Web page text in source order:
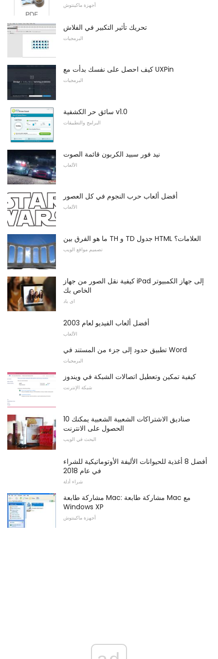
أجهزة ماكينتوش
تحريك تأثير التكبير في الفلاش
البرمجيات
كيف احصل على نفسك بدأت مع UXPin
البرمجيات
سائق حر الكشفية v1.0
البرامج والتطبيقات
نيد فور سبيد الكربون قائمة الصوت
الألعاب
أفضل ألعاب حرب النجوم في كل العصور
الألعاب
ما هو الفرق بين TH و TD جدول HTML العلامات؟
تصميم مواقع الويب
كيفية نقل الصور من جهاز iPad إلى جهاز الكمبيوتر
الخاص بك
اى باد
أفضل ألعاب الفيديو لعام 2003
الألعاب
تطبيق حدود إلى جزء من المستند في Word
البرمجيات
كيفية تمكين وتعطيل اتصالات الشبكة في ويندوز
شبكة الإنترنت
10 صناديق الاشتراكات الشعبية الشعبية يمكنك
الحصول على الانترنت
البحث في الويب
أفضل 8 أغذية للحيوانات الأليفة الأوتوماتيكية للشراء
في عام 2018
شراء أدلة
مشاركة طابعة Mac: مشاركة طابعة Mac مع
Windows XP
أجهزة ماكينتوش